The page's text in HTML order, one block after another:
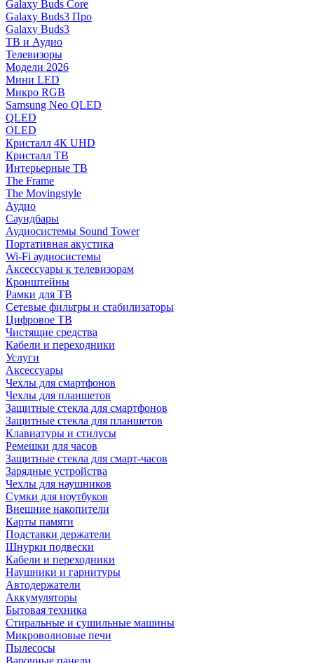
Galaxy Buds Core
Galaxy Buds3 Про
Galaxy Buds3
ТВ и Аудио
Телевизоры
Модели 2026
Мини LED
Микро RGB
Samsung Neo QLED
QLED
OLED
Кристалл 4К UHD
Кристалл ТВ
Интерьерные ТВ
The Frame
The Movingstyle
Аудио
Саундбары
Аудиосистемы Sound Tower
Портативная акустика
Wi-Fi аудиосистемы
Аксессуары к телевизорам
Кронштейны
Рамки для ТВ
Сетевые фильтры и стабилизаторы
Цифровое ТВ
Чистящие средства
Кабели и переходники
Услуги
Аксессуары
Чехлы для смартфонов
Чехлы для планшетов
Защитные стекла для смартфонов
Защитные стекла для планшетов
Клавиатуры и стилусы
Ремешки для часов
Защитные стекла для смарт-часов
Зарядные устройства
Чехлы для наушников
Сумки для ноутбуков
Внешние накопители
Карты памяти
Подставки держатели
Шнурки подвески
Кабели и переходники
Наушники и гарнитуры
Автодержатели
Аккумуляторы
Бытовая техника
Стиральные и сушильные машины
Микроволновые печи
Пылесосы
Варочные панели